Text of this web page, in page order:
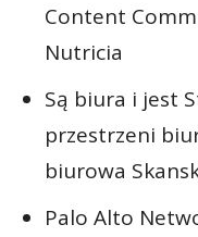
Content
Nutricia
Są biura i jest
przestrzeni
biurowa
Palo Alto